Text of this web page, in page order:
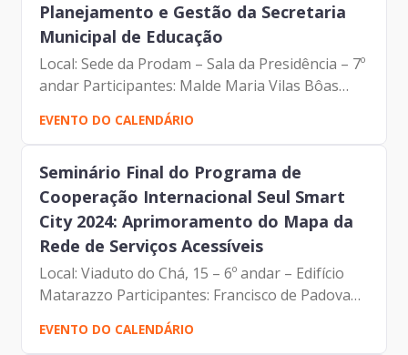
Planejamento e Gestão da Secretaria
Municipal de Educação
Local: Sede da Prodam – Sala da Presidência – 7º
andar Participantes: Malde Maria Vilas Bôas
(Secretária Executiva - SME) Francisco de
Padovan Forbes (Presidente da Prodam) André
Tomiatto de...
EVENTO DO CALENDÁRIO
Seminário Final do Programa de
Cooperação Internacional Seul Smart
City 2024: Aprimoramento do Mapa da
Rede de Serviços Acessíveis
Local: Viaduto do Chá, 15 – 6º andar – Edifício
Matarazzo Participantes: Francisco de Padovan
Forbes (Presidente da Prodam) Karine Resende
(Coordenadora de Processos da Gerência de
EVENTO DO CALENDÁRIO